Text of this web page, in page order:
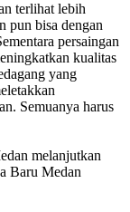
terlihat lebih
pun bisa dengan
persaingan
kualitas
yang
Semuanya harus
melanjutkan
Baru Medan